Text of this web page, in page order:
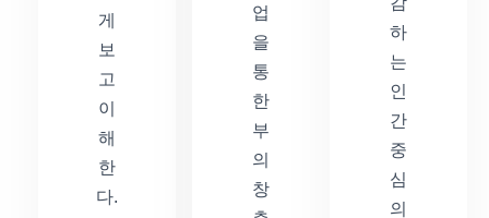
게
보
고
이
해
한
다.
업
을
통
한
부
의
창
하
는
인
간
중
심
의